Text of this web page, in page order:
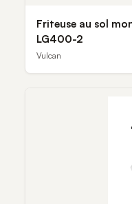
Friteuse au sol
LG400-2
Vulcan